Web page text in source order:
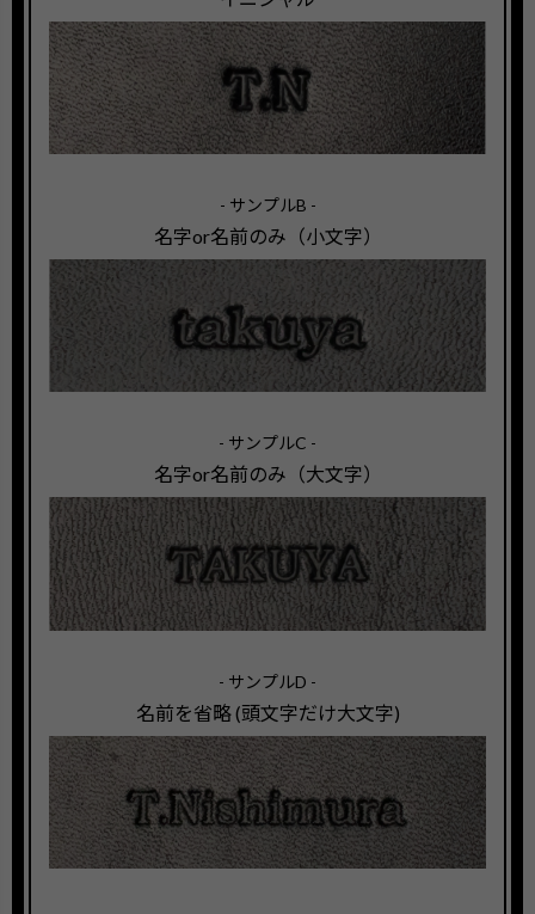
- サンプルB -
名字or名前のみ（小文字）
- サンプルC -
名字or名前のみ（大文字）
- サンプルD -
名前を省略 (頭文字だけ大文字)